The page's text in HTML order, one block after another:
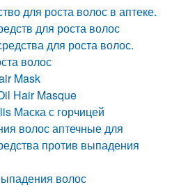
для роста волос в аптеке.
для роста волос
для роста волос.
волос
Mask
Hair Masque
Маска с горчицей
волос аптечные для
против выпадения
волос